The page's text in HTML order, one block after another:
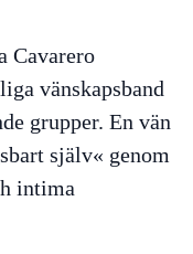
Cavarero
vänskapsband
grupper. En vän
själv« genom
intima